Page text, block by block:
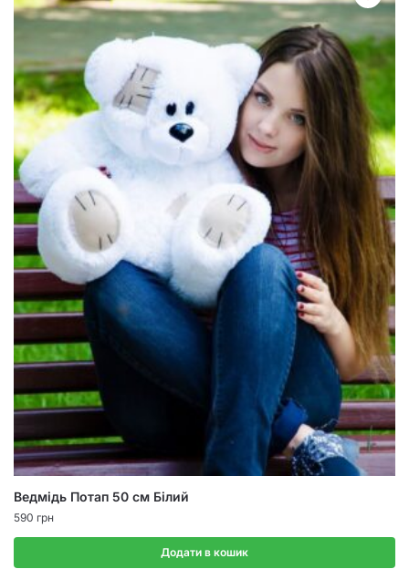
Ведмідь Потап 50 см Білий
590 грн
Додати в кошик